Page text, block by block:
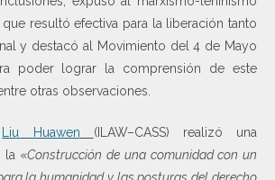
resultó efectiva para la liberación tanto
y destacó al Movimiento del 4 de Mayo
poder lograr la comprensión de este
otras observaciones.
Liu Huawen
(ILAW–CASS) realizó una
la «Construcción de una comunidad con un
la humanidad y las posturas del derecho